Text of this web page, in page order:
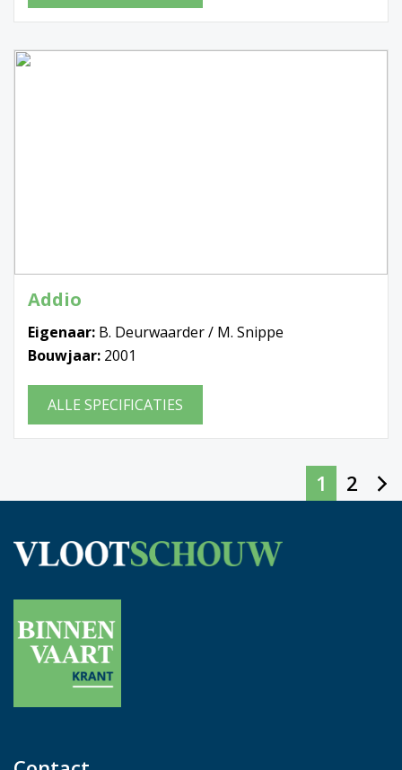
Addio
Eigenaar: B. Deurwaarder / M. Snippe
Bouwjaar: 2001
ALLE SPECIFICATIES
1 2